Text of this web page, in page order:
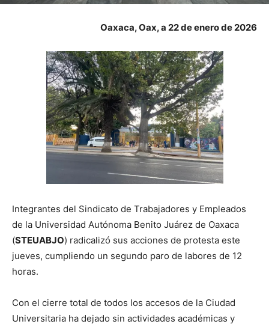
Oaxaca, Oax, a 22 de enero de 2026
Integrantes del Sindicato de Trabajadores y Empleados
de la Universidad Autónoma Benito Juárez de Oaxaca
(STEUABJO) radicalizó sus acciones de protesta este
jueves, cumpliendo un segundo paro de labores de 12
horas.
Con el cierre total de todos los accesos de la Ciudad
Universitaria ha dejado sin actividades académicas y